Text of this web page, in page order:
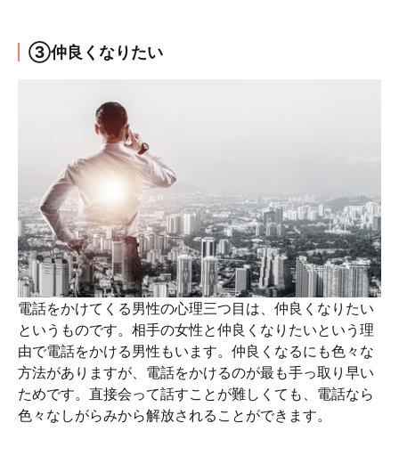
③仲良くなりたい
電話をかけてくる男性の心理三つ目は、仲良くなりたい
というものです。相手の女性と仲良くなりたいという理
由で電話をかける男性もいます。仲良くなるにも色々な
方法がありますが、電話をかけるのが最も手っ取り早い
ためです。直接会って話すことが難しくても、電話なら
色々なしがらみから解放されることができます。